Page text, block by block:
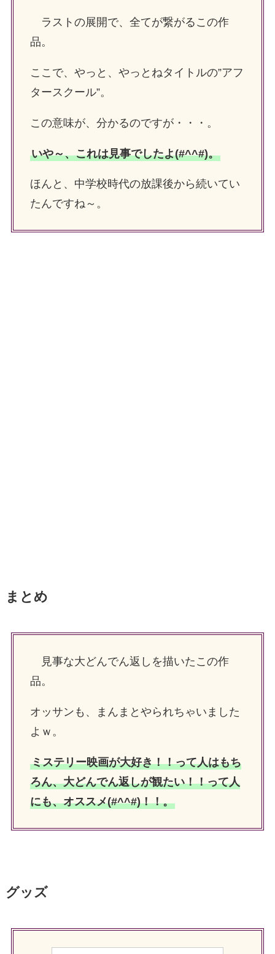
ラストの展開で、全てが繋がるこの作
品。
ここで、やっと、やっとねタイトルの”アフ
タースクール”。
この意味が、分かるのですが・・・。
いや～、これは見事でしたよ(#^^#)。
ほんと、中学校時代の放課後から続いてい
たんですね～。
まとめ
見事な大どんでん返しを描いたこの作
品。
オッサンも、まんまとやられちゃいました
よｗ。
ミステリー映画が大好き！！って人はもち
ろん、大どんでん返しが観たい！！って人
にも、オススメ(#^^#)！！。
グッズ